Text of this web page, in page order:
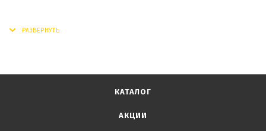
КАТАЛОГ
АКЦИИ